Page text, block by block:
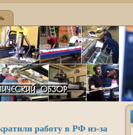
работу в РФ из-за